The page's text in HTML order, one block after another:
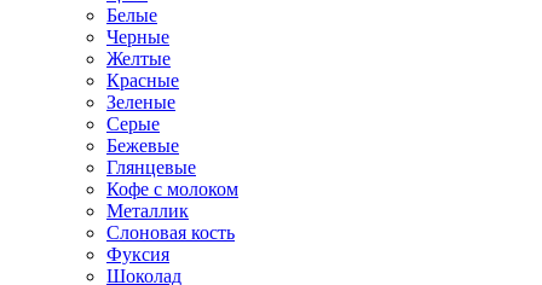
Белые
Черные
Желтые
Красные
Зеленые
Серые
Бежевые
Глянцевые
Кофе с молоком
Металлик
Слоновая кость
Фуксия
Шоколад